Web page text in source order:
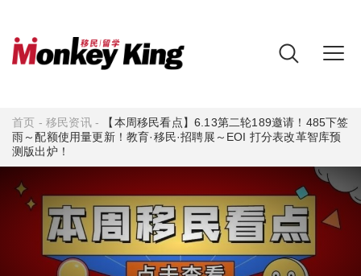
首页 -移民资讯-
【本周移民看点】6.13第二轮189邀请！485下签
雨～配额使用量更新！教育·移民·招聘展～EOI 打分表改革智库预
测版出炉！